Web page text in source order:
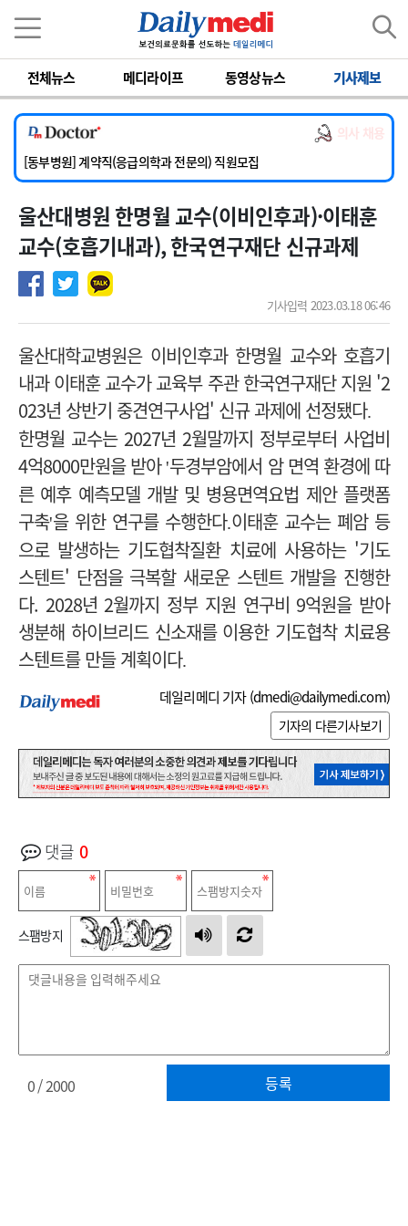
전체뉴스 메디라이프 동영상뉴스 기사제보
의사 채용
[서울아산병원] 2026년 하반기 인턴 모집
[영남대학교의료원] 마취통증의학과 임기제 임상의사 채용
[충남대학교병원] 소아청소년과(소아응급전담) 계약직 의사 공개채용
[동부병원] 계약직(응급의학과 전문의) 직원모집
[이대목동병원] 하반기 전공의(레지던트1년차) 모집
[서울아산병원] 2026년 하반기 인턴 모집
[영남대학교의료원] 마취통증의학과 임기제 임상의사 채용
울산대병원 한명월 교수(이비인후과)·이태훈
교수(호흡기내과), 한국연구재단 신규과제
기사입력 2023.03.18 06:46
울산대학교병원은 이비인후과 한명월 교수와 호흡기
내과 이태훈 교수가 교육부 주관 한국연구재단 지원 '2
023년 상반기 중견연구사업' 신규 과제에 선정됐다.
한명월 교수는 2027년 2월말까지 정부로부터 사업비
4억8000만원을 받아 '두경부암에서 암 면역 환경에 따
른 예후 예측모델 개발 및 병용면역요법 제안 플랫폼
구축'을 위한 연구를 수행한다.이태훈 교수는 폐암 등
으로 발생하는 기도협착질환 치료에 사용하는 '기도
스텐트' 단점을 극복할 새로운 스텐트 개발을 진행한
다. 2028년 2월까지 정부 지원 연구비 9억원을 받아
생분해 하이브리드 신소재를 이용한 기도협착 치료용
스텐트를 만들 계획이다.
데일리메디 기자 (dmedi@dailymedi.com)
기자의 다른기사보기
댓글 0
스팸방지
등록
0/ 2000